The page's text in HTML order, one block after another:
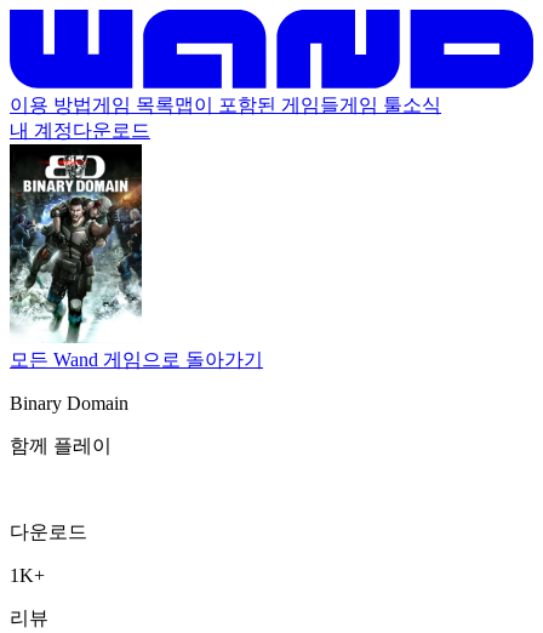
이용 방법게임 목록맵이 포함된 게임들게임 툴소식
내 계정다운로드
모든 Wand 게임으로 돌아가기
Binary Domain
함께 플레이
다운로드
1K+
리뷰